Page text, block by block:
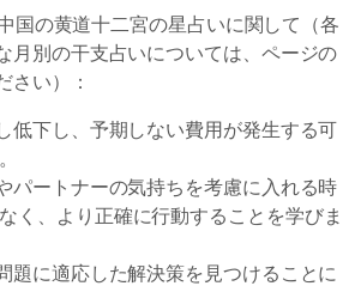
国の黄道十二宮の星占いに関して（各
月別の干支占いについては、ページの
さい）：
低下し、予期しない費用が発生する可
パートナーの気持ちを考慮に入れる時
く、より正確に行動することを学びま
題に適応した解決策を見つけることに